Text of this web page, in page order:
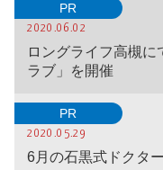
PR
2020.06.02
ロングライフ高槻に
ラブ」を開催
PR
2020.05.29
6月の石黒式ドクタ